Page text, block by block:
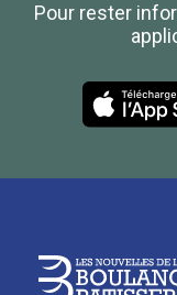
Pour rester
Boulanger de France
Les Nouvelles de la
27, av d’Eylau - 75782
01 53 70 16 25